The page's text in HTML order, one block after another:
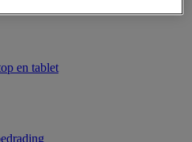
en tablet